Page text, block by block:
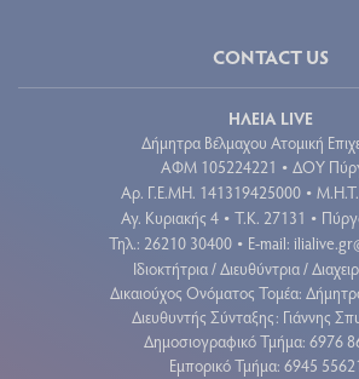
CONTACT US
ΗΛΕΙΑ LIVE
Δήμητρα Βέλμαχου Ατομική
ΑΦΜ 105224221 • ΔΟΥ
Aρ. Γ.Ε.ΜΗ. 141319425000 •
Αγ. Κυριακής 4 • Τ.Κ. 27131 •
Τηλ.: 26210 30400 • E-mail:
Ιδιοκτήτρια / Διευθύντρια /
Δικαιούχος Ονόματος Τομέα:
Διευθυντής Σύνταξης: Γιάννης
Δημοσιογραφικό Τμήμα: 6976
Εμπορικό Τμήμα: 6945